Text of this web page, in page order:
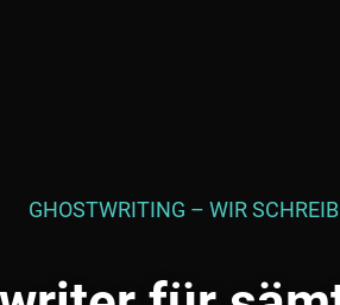
GHOSTWRITING – WIR